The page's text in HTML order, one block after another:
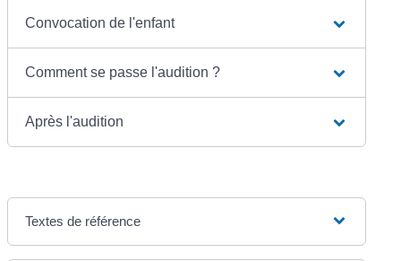
Convocation de l'enfant
Comment se passe l'audition ?
Après l'audition
Textes de référence